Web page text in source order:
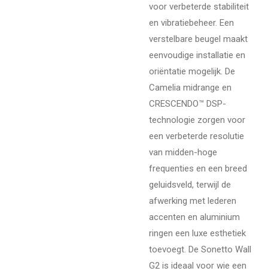
voor verbeterde stabiliteit
en vibratiebeheer. Een
verstelbare beugel maakt
eenvoudige installatie en
oriëntatie mogelijk. De
Camelia midrange en
CRESCENDO™ DSP-
technologie zorgen voor
een verbeterde resolutie
van midden-hoge
frequenties en een breed
geluidsveld, terwijl de
afwerking met lederen
accenten en aluminium
ringen een luxe esthetiek
toevoegt. De Sonetto Wall
G2 is ideaal voor wie een